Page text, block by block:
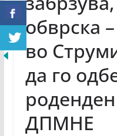
обврска
во
да го
ДПМНЕ